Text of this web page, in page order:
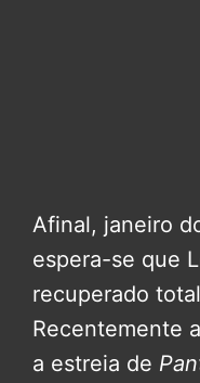
Afinal, janeiro
espera-se que
recuperado
Recentemente
a estreia de